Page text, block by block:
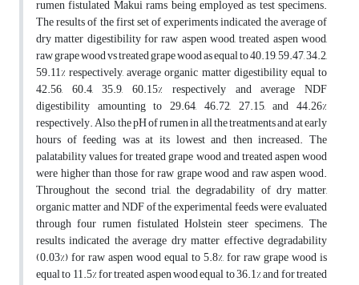
rumen fistulated Makui rams being employed as test specimens.
The results of the first set of experiments indicated the average of
dry matter digestibility for raw aspen wood, treated aspen wood,
raw grape wood vs treated grape wood as equal to 40.19, 59.47, 34.2,
59.11% respectively, average organic matter digestibility equal to
42.56, 60.4, 35.9, 60.15% respectively and average NDF
digestibility amounting to 29.64, 46.72, 27.15, and 44.26%
respectively. Also, the pH of rumen in all the treatments and at early
hours of feeding was at its lowest and then increased. The
palatability values for treated grape wood and treated aspen wood
were higher than those for raw grape wood and raw aspen wood.
Throughout the second trial, the degradability of dry matter,
organic matter and NDF of the experimental feeds were evaluated
through four rumen fistulated Holstein steer specimens. The
results indicated the average dry matter effective degradability
(0.03%) for raw aspen wood equal to 5.8%, for raw grape wood is
equal to 11.5% for treated aspen wood equal to 36.1% and for treated